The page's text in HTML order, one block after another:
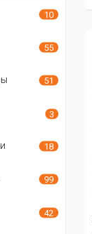
10
55
51
3
18
99
42